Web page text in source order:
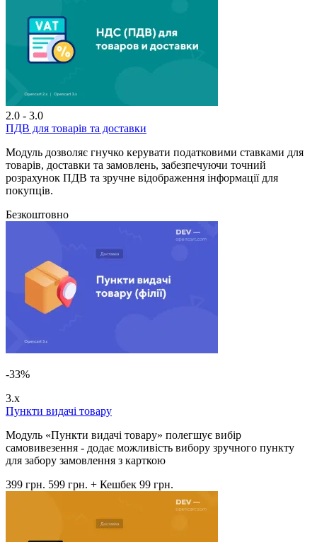
2.0 - 3.0
ПДВ для товарів та доставки
Модуль дозволяє гнучко керувати податковими ставками для
товарів, доставки та замовлень, забезпечуючи точний
розрахунок ПДВ та зручне відображення інформації для
покупців.
Безкоштовно
-33%
3.x
Пункти видачі товару
Модуль «Пункти видачі товару» полегшує вибір
самовивезення - додає можливість вибору зручного пункту
для забору замовлення з карткою
399 грн. 599 грн. + Кешбек 99 грн.